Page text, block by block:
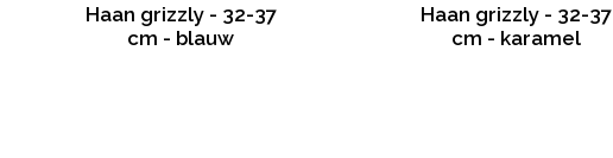
Haan grizzly - 32-37
cm - blauw
Haan grizzly - 32-37
cm - karamel